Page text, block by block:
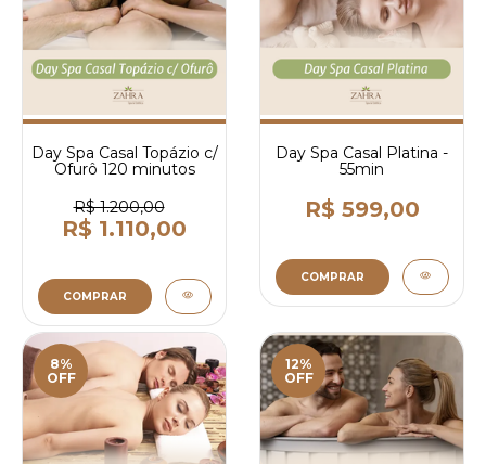
Day Spa Casal Topázio c/
Ofurô 120 minutos
R$ 1.200,00
R$ 1.110,00
COMPRAR
Day Spa Casal Platina -
55min
R$ 599,00
COMPRAR
8%
OFF
12%
OFF